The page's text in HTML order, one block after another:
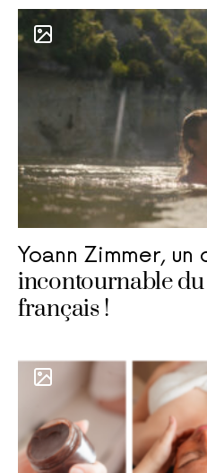
Yoann Zimmer, un
incontournable
français !